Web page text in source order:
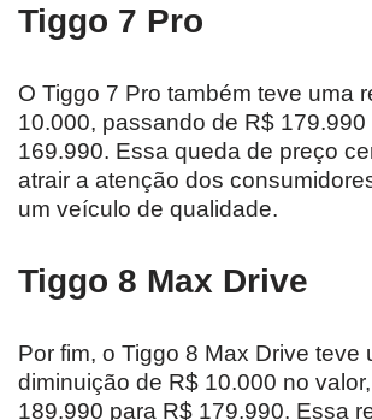
Tiggo 7 Pro
O Tiggo 7 Pro também teve uma
10.000, passando de R$ 179.990
169.990. Essa queda de preço
atrair a atenção dos
um veículo de qualidade.
Tiggo 8 Max Drive
Por fim, o Tiggo 8 Max Drive teve
diminuição de R$ 10.000 no
189.990 para R$ 179.990. Essa